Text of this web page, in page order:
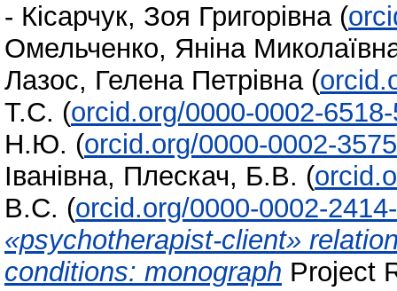
- Кісарчук, Зоя Григорівна (
Омельченко, Яніна
Лазос, Гелена Петрівна (
Т.С. (orcid.org/0000-0002-
Н.Ю. (orcid.org/0000-0002-
Іванівна, Плескач, Б.В. (
В.С. (orcid.org/0000-0002-
«psychotherapist-client»
conditions: monograph Project